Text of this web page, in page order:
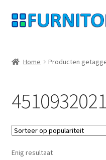
Ga
door
navigatie
Ga
naar
inhoud
Gegevensbescherming
Herroepingsrecht
Neem contact op met
Home Producten
Enig resultaat